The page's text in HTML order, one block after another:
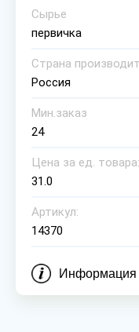
Сырье
первичка
Страна
Россия
Мин.заказ
24
Цена за ед. товара:
31.0
Артикул:
14370
Информация